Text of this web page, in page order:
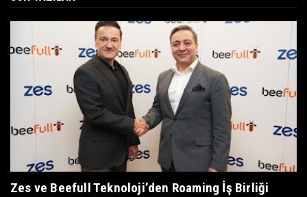
Zes ve Beefull Teknoloji’den Roaming İş Birliği